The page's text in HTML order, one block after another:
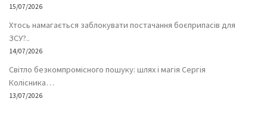
15/07/2026
Хтось намагається заблокувати постачання боєприпасів для
ЗСУ?..
14/07/2026
Світло безкомпромісного пошуку: шлях і магія Сергія
Колісника…
13/07/2026